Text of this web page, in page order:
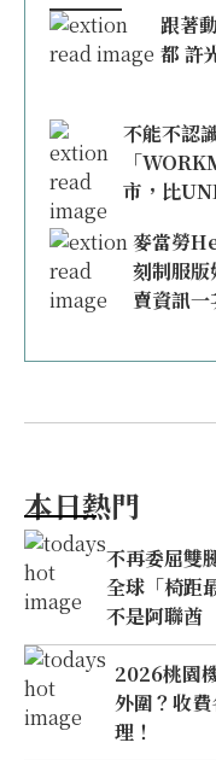
跟著
都
不能不認
「
市，比
麥當勞
刻制服
賣資訊一
本日熱門
不再委屈雙
全球「椅距
不是阿聯酋
2026桃園
外圍？收
理！